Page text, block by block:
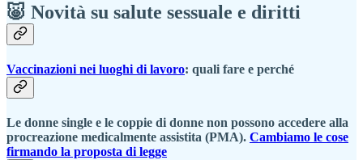
🐷 Novità su salute sessuale e diritti
Vaccinazioni nei luoghi di lavoro: quali fare e perché
Le donne single e le coppie di donne non possono accedere alla
procreazione medicalmente assistita (PMA). Cambiamo le cose
firmando la proposta di legge